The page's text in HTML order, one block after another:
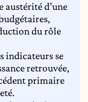
d’une
du rôle
indicateurs se
retrouvée,
primaire